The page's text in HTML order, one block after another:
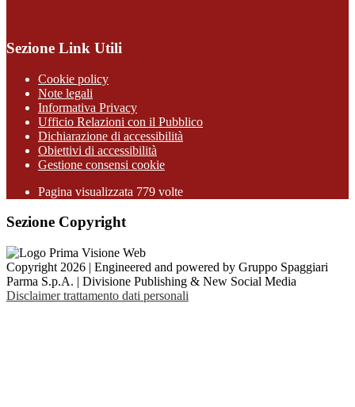
Sezione Link Utili
Cookie policy
Note legali
Informativa Privacy
Ufficio Relazioni con il Pubblico
Dichiarazione di accessibilità
Obiettivi di accessibilità
Gestione consensi cookie
Pagina visualizzata 779 volte
Sezione Copyright
Copyright 2026 | Engineered and powered by Gruppo Spaggiari
Parma S.p.A. | Divisione Publishing & New Social Media
Disclaimer trattamento dati personali